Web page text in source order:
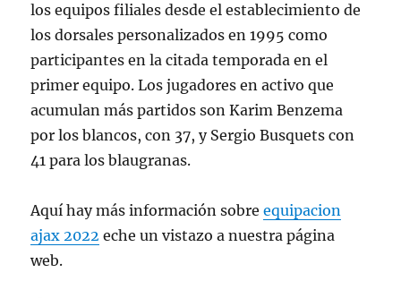
los equipos filiales desde el establecimiento de
los dorsales personalizados en 1995 como
participantes en la citada temporada en el
primer equipo. Los jugadores en activo que
acumulan más partidos son Karim Benzema
por los blancos, con 37, y Sergio Busquets con
41 para los blaugranas.
Aquí hay más información sobreequipacion
ajax 2022 eche un vistazo a nuestra página
web.